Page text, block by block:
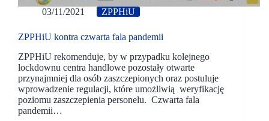
03/11/2021 ZPPHiU
ZPPHiU kontra czwarta fala pandemii
ZPPHiU rekomenduje, by w przypadku kolejnego
lockdownu centra handlowe pozostały otwarte
przynajmniej dla osób zaszczepionych oraz postuluje
wprowadzenie regulacji, które umożliwią weryfikację
poziomu zaszczepienia personelu. Czwarta fala
pandemii…